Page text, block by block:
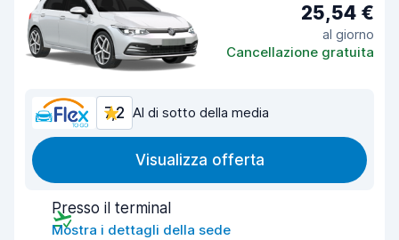
25,54 €
al giorno
Cancellazione gratuita
7,2 Al di sotto della media
Visualizza offerta
Presso il terminal
Mostra i dettagli della sede